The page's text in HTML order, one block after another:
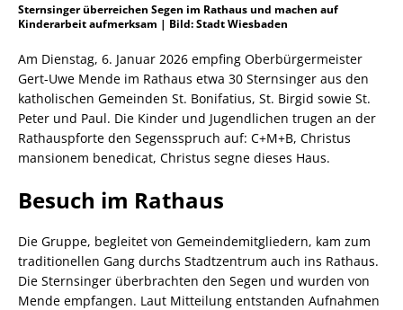
Sternsinger überreichen Segen im Rathaus und machen auf
Kinderarbeit aufmerksam | Bild: Stadt Wiesbaden
Am Dienstag, 6. Januar 2026 empfing Oberbürgermeister
Gert-Uwe Mende im Rathaus etwa 30 Sternsinger aus den
katholischen Gemeinden St. Bonifatius, St. Birgid sowie St.
Peter und Paul. Die Kinder und Jugendlichen trugen an der
Rathauspforte den Segensspruch auf: C+M+B, Christus
mansionem benedicat, Christus segne dieses Haus.
Besuch im Rathaus
Die Gruppe, begleitet von Gemeindemitgliedern, kam zum
traditionellen Gang durchs Stadtzentrum auch ins Rathaus.
Die Sternsinger überbrachten den Segen und wurden von
Mende empfangen. Laut Mitteilung entstanden Aufnahmen